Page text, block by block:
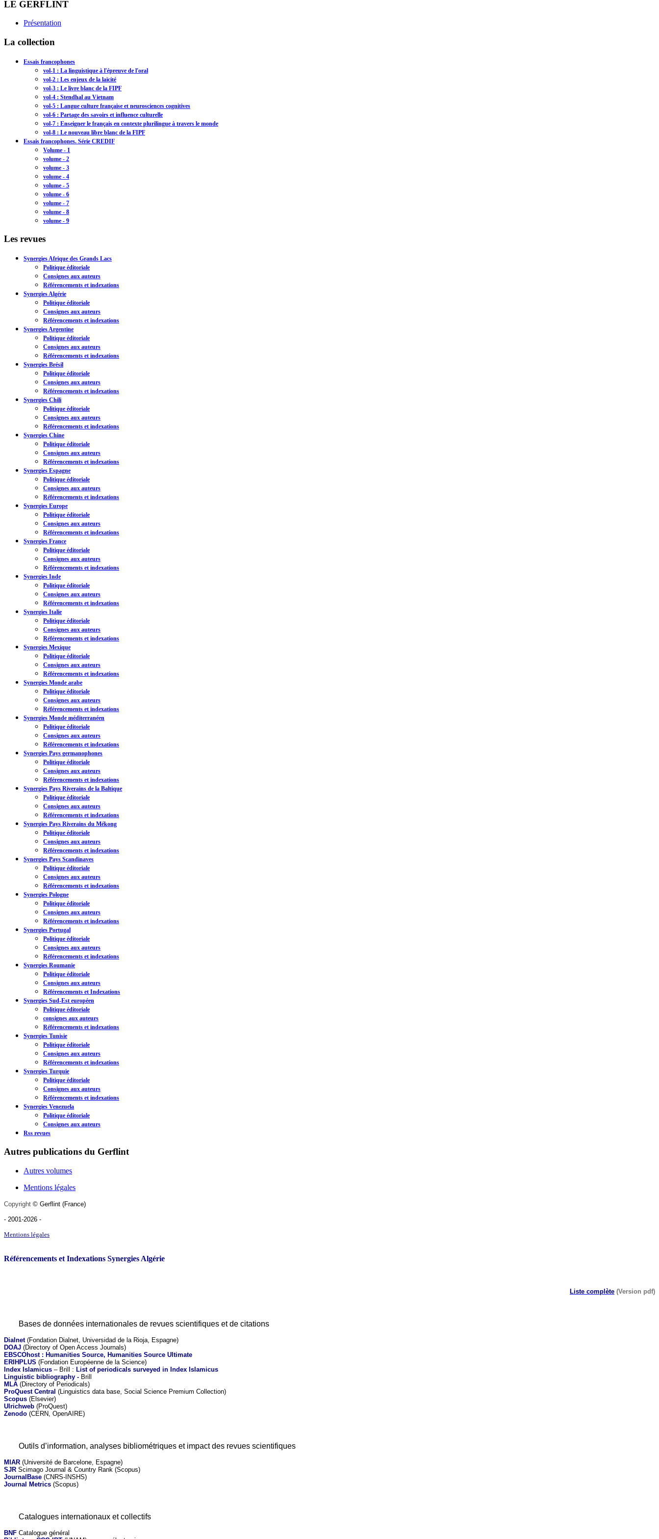
LE GERFLINT
Présentation
La collection
Essais francophones
vol-1 : La linguistique à l'épreuve de l'oral
vol-2 : Les enjeux de la laïcité
vol-3 : Le livre blanc de la FIPF
vol-4 : Stendhal au Vietnam
vol-5 : Langue culture française et neurosciences cognitives
vol-6 : Partage des savoirs et influence culturelle
vol-7 : Enseigner le français en contexte plurilingue à travers le monde
vol-8 : Le nouveau libre blanc de la FIPF
Essais francophones. Série CREDIF
Volume - 1
volume - 2
volume - 3
volume - 4
volume - 5
volume - 6
volume - 7
volume - 8
volume - 9
Les revues
Synergies Afrique des Grands Lacs
Politique éditoriale
Consignes aux auteurs
Référencements et indexations
Synergies Algérie
Politique éditoriale
Consignes aux auteurs
Référencements et indexations
Synergies Argentine
Politique éditoriale
Consignes aux auteurs
Référencements et indexations
Synergies Brésil
Politique éditoriale
Consignes aux auteurs
Référencements et indexations
Synergies Chili
Politique éditoriale
Consignes aux auteurs
Référencements et indexations
Synergies Chine
Politique éditoriale
Consignes aux auteurs
Référencements et indexations
Synergies Espagne
Politique éditoriale
Consignes aux auteurs
Référencements et indexations
Synergies Europe
Politique éditoriale
Consignes aux auteurs
Référencements et indexations
Synergies France
Politique éditoriale
Consignes aux auteurs
Référencements et indexations
Synergies Inde
Politique éditoriale
Consignes aux auteurs
Référencements et indexations
Synergies Italie
Politique éditoriale
Consignes aux auteurs
Référencements et indexations
Synergies Mexique
Politique éditoriale
Consignes aux auteurs
Référencements et indexations
Synergies Monde arabe
Politique éditoriale
Consignes aux auteurs
Référencements et indexations
Synergies Monde méditerranéen
Politique éditoriale
Consignes aux auteurs
Référencements et indexations
Synergies Pays germanophones
Politique éditoriale
Consignes aux auteurs
Référencements et indexations
Synergies Pays Riverains de la Baltique
Politique éditoriale
Consignes aux auteurs
Référencements et indexations
Synergies Pays Riverains du Mékong
Politique éditoriale
Consignes aux auteurs
Référencements et indexations
Synergies Pays Scandinaves
Politique éditoriale
Consignes aux auteurs
Référencements et indexations
Synergies Pologne
Politique éditoriale
Consignes aux auteurs
Référencements et indexations
Synergies Portugal
Politique éditoriale
Consignes aux auteurs
Référencements et indexations
Synergies Roumanie
Politique éditoriale
Consignes aux auteurs
Référencements et Indexations
Synergies Sud-Est européen
Politique éditoriale
consignes aux auteurs
Référencements et indexations
Synergies Tunisie
Politique éditoriale
Consignes aux auteurs
Référencements et indexations
Synergies Turquie
Politique éditoriale
Consignes aux auteurs
Référencements et indexations
Synergies Venezuela
Politique éditoriale
Consignes aux auteurs
Rss revues
Autres publications du Gerflint
Autres volumes
Mentions légales
Copyright © Gerflint (France)
- 2001-2026 -
Mentions légales
Référencements et Indexations Synergies Algérie
Liste complète (Version pdf)
Bases de données internationales de revues scientifiques et de citations
Dialnet (Fondation Dialnet, Universidad de la Rioja, Espagne)
DOAJ (Directory of Open Access Journals)
EBSCOhost : Humanities Source, Humanities Source Ultimate
ERIHPLUS (Fondation Européenne de la Science)
Index Islamicus – Brill : List of periodicals surveyed in Index Islamicus
Linguistic bibliography - Brill
MLA (Directory of Periodicals)
ProQuest Central (Linguistics data base, Social Science Premium Collection)
Scopus (Elsevier)
Ulrichweb (ProQuest)
Zenodo (CERN, OpenAIRE)
Outils d’information, analyses bibliométriques et impact des revues scientifiques
MIAR (Université de Barcelone, Espagne)
SJR Scimago Journal & Country Rank (Scopus)
JournalBase (CNRS-INSHS)
Journal Metrics (Scopus)
Catalogues internationaux et collectifs
BNF Catalogue général